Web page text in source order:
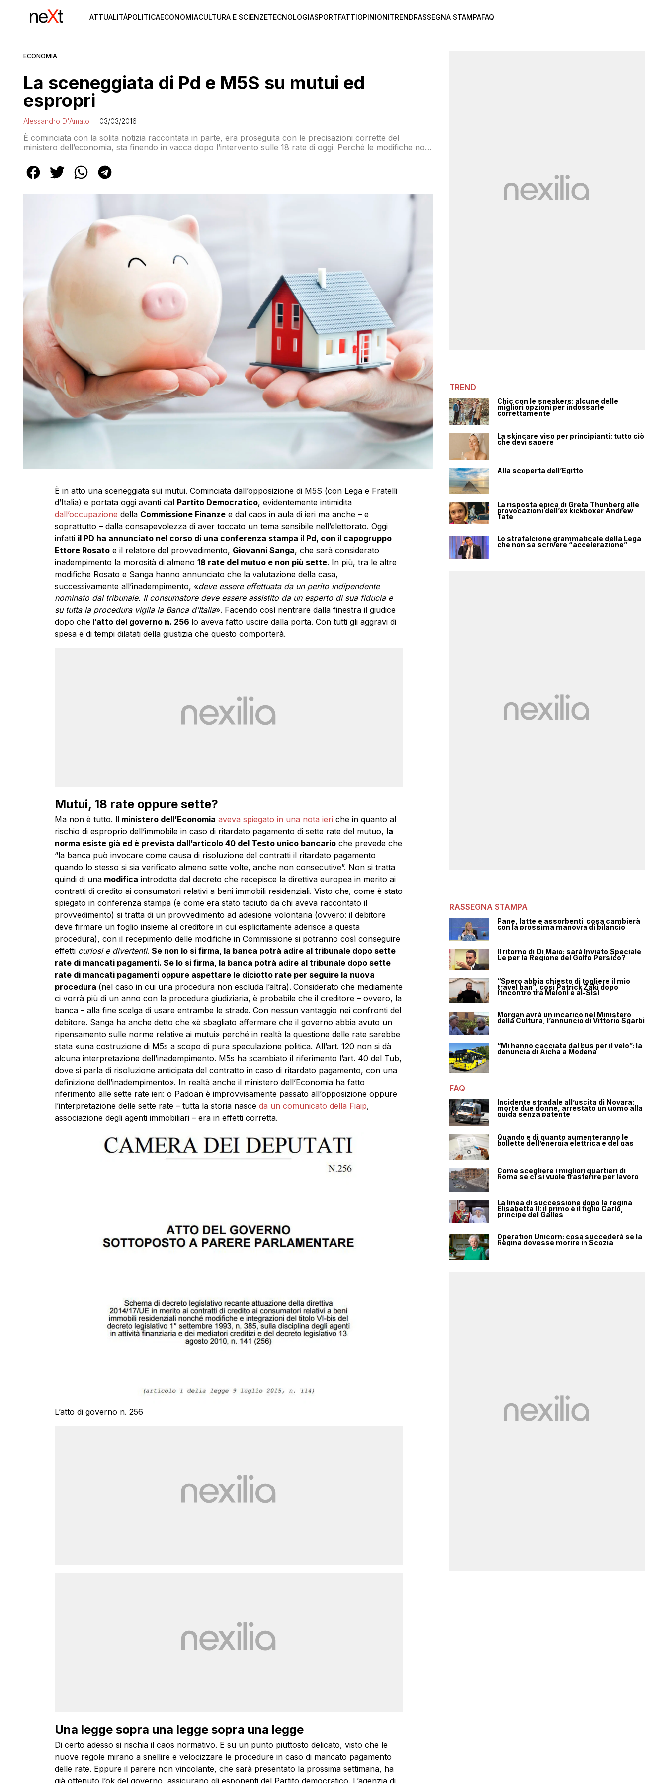
ATTUALITÀPOLITICAECONOMIACULTURA E SCIENZETECNOLOGIASPORTFATTIOPINIONITRENDRASSEGNA STAMPAFAQ
ECONOMIA
La sceneggiata di Pd e M5S su mutui ed
espropri
Alessandro D'Amato 03/03/2016
È cominciata con la solita notizia raccontata in parte, era proseguita con le precisazioni corrette del
ministero dell’economia, sta finendo in vacca dopo l’intervento sulle 18 rate di oggi. Perché le modifiche non
È in atto una sceneggiata sui mutui. Cominciata dall’opposizione di M5S (con Lega e Fratelli
d’Italia) e portata oggi avanti dal Partito Democratico, evidentemente intimidita
dall’occupazione della Commissione Finanzee dal caos in aula di ieri ma anche – e
soprattutto – dalla consapevolezza di aver toccato un tema sensibile nell’elettorato. Oggi
infatti il PD ha annunciato nel corso di una conferenza stampa il Pd, con il capogruppo
Ettore Rosatoe il relatore del provvedimento, Giovanni Sanga, che sarà considerato
inadempimento la morosità di almeno 18 rate del mutuo e non più sette. In più, tra le altre
modifiche Rosato e Sanga hanno annunciato che la valutazione della casa,
successivamente all’inadempimento, «deve essere effettuata da un perito indipendente
nominato dal tribunale. Il consumatore deve essere assistito da un esperto di sua fiducia e
su tutta la procedura vigila la Banca d’Italia». Facendo così rientrare dalla finestra il giudice
dopo chel’atto del governo n. 256 lo aveva fatto uscire dalla porta. Con tutti gli aggravi di
spesa e di tempi dilatati della giustizia che questo comporterà.
Mutui, 18 rate oppure sette?
Ma non è tutto. Il ministero dell’Economia aveva spiegato in una nota ieri che in quanto al
rischio di esproprio dell’immobile in caso di ritardato pagamento di sette rate del mutuo, la
norma esiste già ed è prevista dall’articolo 40 del Testo unico bancarioche prevede che
“la banca può invocare come causa di risoluzione del contratti il ritardato pagamento
quando lo stesso si sia verificato almeno sette volte, anche non consecutive”. Non si tratta
quindi di unamodifica introdotta dal decreto che recepisce la direttiva europea in merito ai
contratti di credito ai consumatori relativi a beni immobili residenziali. Visto che, come è stato
spiegato in conferenza stampa (e come era stato taciuto da chi aveva raccontato il
provvedimento) si tratta di un provvedimento ad adesione volontaria (ovvero: il debitore
deve firmare un foglio insieme al creditore in cui esplicitamente aderisce a questa
procedura), con il recepimento delle modifiche in Commissione si potranno così conseguire
effetti curiosi e divertenti. Se non lo si firma, la banca potrà adire al tribunale dopo sette
rate di mancati pagamenti. Se lo si firma, la banca potrà adire al tribunale dopo sette
rate di mancati pagamenti oppure aspettare le diciotto rate per seguire la nuova
procedura (nel caso in cui una procedura non escluda l’altra). Considerato che mediamente
ci vorrà più di un anno con la procedura giudiziaria, è probabile che il creditore – ovvero, la
banca – alla fine scelga di usare entrambe le strade. Con nessun vantaggio nei confronti del
debitore. Sanga ha anche detto che «è sbagliato affermare che il governo abbia avuto un
ripensamento sulle norme relative ai mutui» perché in realtà la questione delle rate sarebbe
stata «una costruzione di M5s a scopo di pura speculazione politica. All’art. 120 non si dà
alcuna interpretazione dell’inadempimento. M5s ha scambiato il riferimento l’art. 40 del Tub,
dove si parla di risoluzione anticipata del contratto in caso di ritardato pagamento, con una
definizione dell’inadempimento». In realtà anche il ministero dell’Economia ha fatto
riferimento alle sette rate ieri: o Padoan è improvvisamente passato all’opposizione oppure
l’interpretazione delle sette rate – tutta la storia nasce da un comunicato della Fiaip,
associazione degli agenti immobiliari – era in effetti corretta.
L’atto di governo n. 256
Una legge sopra una legge sopra una legge
Di certo adesso si rischia il caos normativo. E su un punto piuttosto delicato, visto che le
nuove regole mirano a snellire e velocizzare le procedure in caso di mancato pagamento
delle rate. Eppure il parere non vincolante, che sarà presentato la prossima settimana, ha
già ottenuto l’ok del governo, assicurano gli esponenti del Partito democratico. L’agenzia di
TREND
Chic con le sneakers: alcune delle
migliori opzioni per indossarle
correttamente
La skincare viso per principianti: tutto ciò
che devi sapere
Alla scoperta dell’Egitto
La risposta epica di Greta Thunberg alle
provocazioni dell’ex kickboxer Andrew
Tate
Lo strafalcione grammaticale della Lega
che non sa scrivere “accelerazione”
RASSEGNA STAMPA
Pane, latte e assorbenti: cosa cambierà
con la prossima manovra di bilancio
Il ritorno di Di Maio: sarà Inviato Speciale
Ue per la Regione del Golfo Persico?
“Spero abbia chiesto di togliere il mio
travel ban”, così Patrick Zaki dopo
l’incontro tra Meloni e al-Sisi
Morgan avrà un incarico nel Ministero
della Cultura, l’annuncio di Vittorio Sgarbi
“Mi hanno cacciata dal bus per il velo”: la
denuncia di Aicha a Modena
FAQ
Incidente stradale all’uscita di Novara:
morte due donne, arrestato un uomo alla
guida senza patente
Quando e di quanto aumenteranno le
bollette dell’energia elettrica e del gas
Come scegliere i migliori quartieri di
Roma se ci si vuole trasferire per lavoro
La linea di successione dopo la regina
Elisabetta II: il primo è il figlio Carlo,
principe del Galles
Operation Unicorn: cosa succederà se la
Regina dovesse morire in Scozia